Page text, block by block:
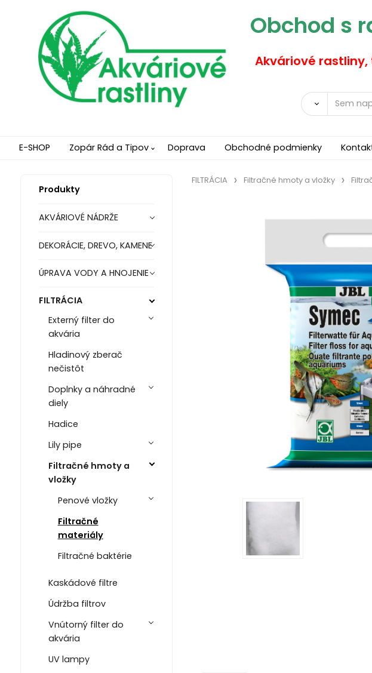
Obchod s
Akváriové
E-SHOP Zopár Rád a Tipov Doprava Obchodné podmienky
Produkty
AKVÁRIOVÉ NÁDRŽE
DEKORÁCIE, DREVO, KAMENE
ÚPRAVA VODY A HNOJENIE
FILTRÁCIA
Externý filter do
akvária
Hladinový zberač
nečistôt
Doplnky a náhradné
diely
Hadice
Lily pipe
Filtračné hmoty a
vložky
Penové vložky
Filtračné
materiály
Filtračné baktérie
Kaskádové filtre
Údržba filtrov
Vnútorný filter do
akvária
UV lampy
FILTRÁCIA Filtračné hmoty a vložky